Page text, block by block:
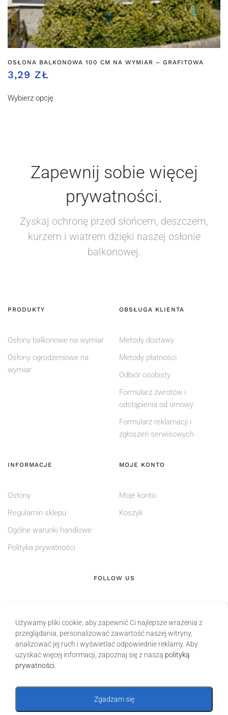
OSŁONA BALKONOWA 100 CM NA WYMIAR – GRAFITOWA
3,29 ZŁ
Wybierz opcję
Zapewnij sobie więcej
prywatności.
Zyskaj ochronę przed słońcem, deszczem,
kurzem i wiatrem dzięki naszej osłonie
balkonowej.
PRODUKTY
Osłony balkonowe na wymiar
Osłony ogrodzeniowe na
wymiar
OBSŁUGA KLIENTA
Metody dostawy
Metody płatności
Odbiór osobisty
Formularz zwrotów i
odstąpienia od umowy
Formularz reklamacji i
zgłoszeń serwisowych
INFORMACJE
Osłony
Regulamin sklepu
Ogólne warunki handlowe
Polityka prywatności
MOJE KONTO
Moje konto
Koszyk
FOLLOW US
Używamy pliki cookie, aby zapewnić Ci najlepsze wrażenia z
przeglądania, personalizować zawartość naszej witryny,
analizować jej ruch i wyświetlać odpowiednie reklamy. Aby
uzyskać więcej informacji, zapoznaj się z naszą polityką
prywatności
Zgadzam się